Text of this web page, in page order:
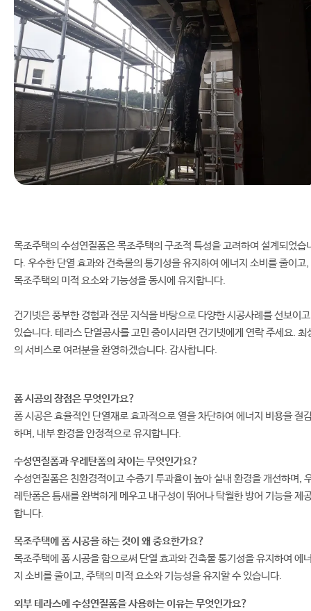
목조주택의 수성연질폼은 목조주택의 구조적 특성을 고려하여 설계되었습
다. 우수한 단열 효과와 건축물의 통기성을 유지하여 에너지 소비를 줄이고,
목조주택의 미적 요소와 기능성을 동시에 유지합니다.
건기넷은 풍부한 경험과 전문 지식을 바탕으로 다양한 시공사례를 선보이고
있습니다. 테라스 단열공사를 고민 중이시라면 건기넷에게 연락 주세요. 최
의 서비스로 여러분을 환영하겠습니다. 감사합니다.
폼 시공의 장점은 무엇인가요?
폼 시공은 효율적인 단열재로 효과적으로 열을 차단하여 에너지 비용을 절
하며, 내부 환경을 안정적으로 유지합니다.
수성연질폼과 우레탄폼의 차이는 무엇인가요?
수성연질폼은 친환경적이고 수증기 투과율이 높아 실내 환경을 개선하며,
레탄폼은 틈새를 완벽하게 메우고 내구성이 뛰어나 탁월한 방어 기능을 제
합니다.
목조주택에 폼 시공을 하는 것이 왜 중요한가요?
목조주택에 폼 시공을 함으로써 단열 효과와 건축물 통기성을 유지하여 에
지 소비를 줄이고, 주택의 미적 요소와 기능성을 유지할 수 있습니다.
외부 테라스에 수성연질폼을 사용하는 이유는 무엇인가요?